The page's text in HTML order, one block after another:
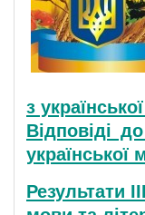
з
Відповіді
української
Результати